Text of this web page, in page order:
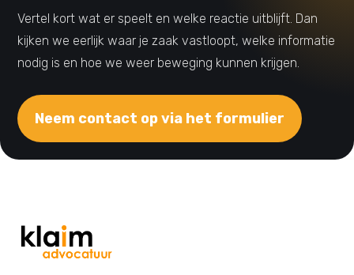
Vertel kort wat er speelt en welke reactie uitblijft. Dan
kijken we eerlijk waar je zaak vastloopt, welke informatie
nodig is en hoe we weer beweging kunnen krijgen.
Neem contact op via het formulier